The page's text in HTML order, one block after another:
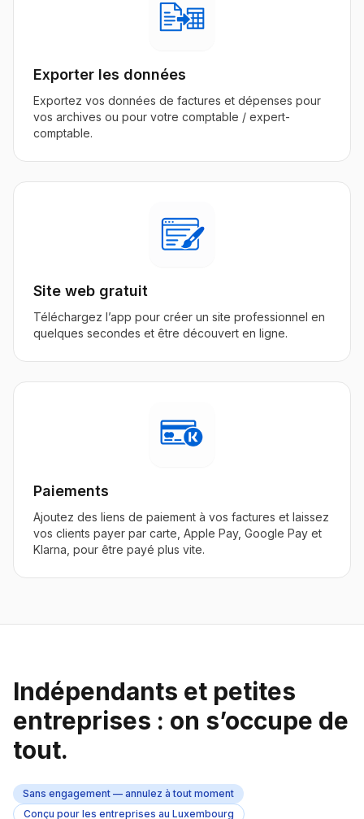
Exporter les données
Exportez vos données de factures et dépenses pour
vos archives ou pour votre comptable / expert-
comptable.
Site web gratuit
Téléchargez l’app pour créer un site professionnel en
quelques secondes et être découvert en ligne.
Paiements
Ajoutez des liens de paiement à vos factures et laissez
vos clients payer par carte, Apple Pay, Google Pay et
Klarna, pour être payé plus vite.
Indépendants et petites
entreprises : on s’occupe de
tout.
Sans engagement — annulez à tout moment
Conçu pour les entreprises au Luxembourg